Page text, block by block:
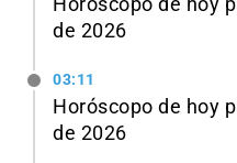
Horóscopo de hoy
de 2026
03:11
Horóscopo de hoy
de 2026